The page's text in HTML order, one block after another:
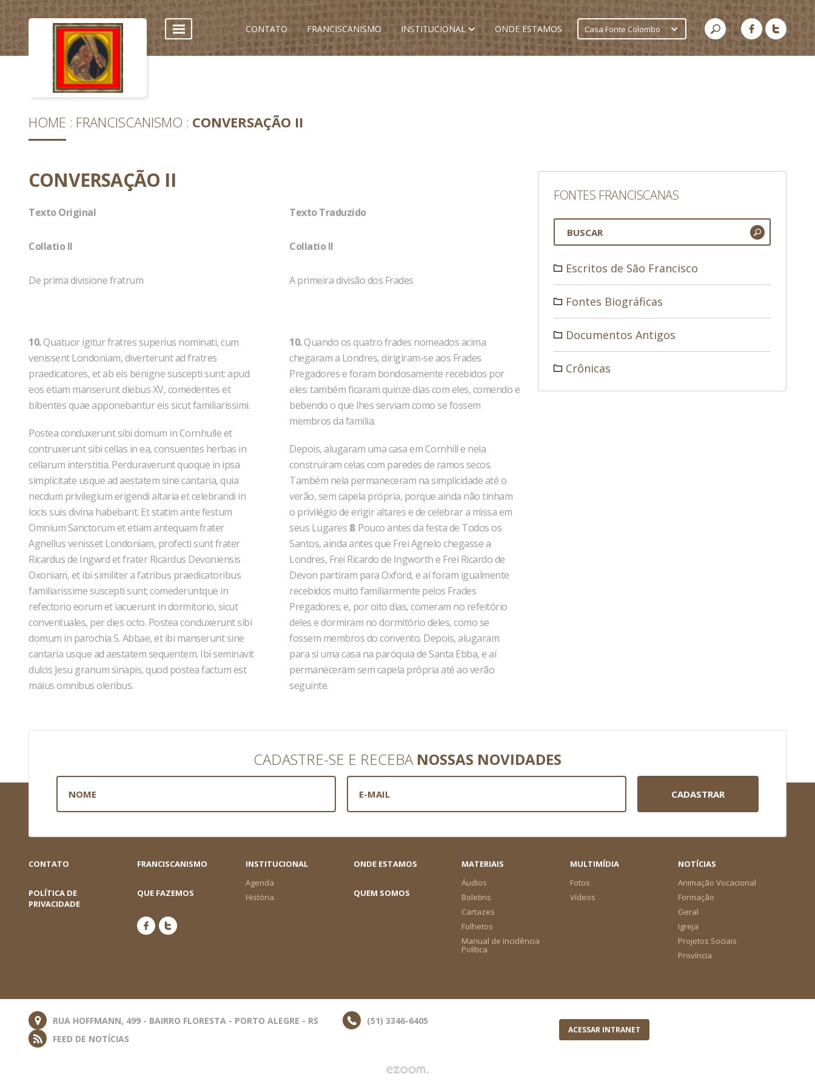
CONTATO FRANCISCANISMO INSTITUCIONAL ONDE ESTAMOS Casa Fonte Colombo
HOME FRANCISCANISMO CONVERSAÇÃO II
CONVERSAÇÃO II
Texto Original
Collatio II
De prima divisione fratrum
10.Quatuor igitur fratres superius nominati, cum
venissent Londoniam, diverterunt ad fratres
praedicatores, et ab eis benigne suscepti sunt: apud
eos etiam manserunt diebus XV, comedentes et
bibentes quae apponebantur eis sicut familiarissimi.
Postea conduxerunt sibi domum in Cornhulle et
contruxerunt sibi cellas in ea, consuentes herbas in
cellarum interstitia. Perduraverunt quoque in ipsa
simplicitate usque ad aestatem sine cantaria, quia
necdum privilegium erigendi altaria et celebrandi in
locis suis divina habebant. Et statim ante festum
Omnium Sanctorum et etiam antequam frater
Agnellus venisset Londoniam, profecti sunt frater
Ricardus de Ingwrd et frater Ricardus Devoniensis
Oxoniam, et ibi similiter a fatribus praedicatoribus
familiarissime suscepti sunt; comederuntque in
refectorio eorum et iacuerunt in dormitorio, sicut
conventuales, per dies octo. Postea conduxerunt sibi
domum in parochia S. Abbae, et ibi manserunt sine
cantaria usque ad aestatem sequentem. Ibi seminavit
dulcis Jesu granum sinapis, quod postea factum est
maius omnibus oleribus.
Texto Traduzido
Collatio II
A primeira divisão dos Frades
10.Quando os quatro frades nomeados acima
chegaram a Londres, dirigiram-se aos Frades
Pregadores e foram bondosamente recebidos por
eles: também ficaram quinze dias com eles, comendo e
bebendo o que lhes serviam como se fossem
membros da família.
Depois, alugaram uma casa em Cornhill e nela
construíram celas com paredes de ramos secos.
Também nela permaneceram na simplicidade até o
verão, sem capela própria, porque ainda não tinham
o privilégio de erigir altares e de celebrar a missa em
seus Lugares 8. Pouco antes da festa de Todos os
Santos, ainda antes que Frei Agnelo chegasse a
Londres, Frei Ricardo de Ingworth e Frei Ricardo de
Devon partiram para Oxford, e aí foram igualmente
recebidos muito familiarmente pelos Frades
Pregadores; e, por oito dias, comeram no refeitório
deles e dormiram no dormitório deles, como se
fossem membros do convento. Depois, alugaram
para si uma casa na paróquia de Santa Ebba, e aí
permaneceram sem capela própria até ao verão
seguinte.
FONTES FRANCISCANAS
Escritos de São Francisco
Fontes Biográficas
Documentos Antigos
Crônicas
CADASTRE-SE E RECEBA NOSSAS NOVIDADES
CADASTRAR
CONTATO FRANCISCANISMO
INSTITUCIONAL
Agenda
História
ONDE ESTAMOS
MATERIAIS
Áudios
Boletins
Cartazes
Folhetos
Manual de Incidência
Política
MULTIMÍDIA
Fotos
Vídeos
NOTÍCIAS
Animação Vocacional
Formação
Geral
Igreja
Projetos Sociais
Província
POLÍTICA DE
PRIVACIDADE
QUE FAZEMOS QUEM SOMOS
RUA HOFFMANN, 499 - BAIRRO FLORESTA - PORTO ALEGRE - RS
(51) 3346-6405
FEED DE NOTÍCIAS
ACESSAR INTRANET